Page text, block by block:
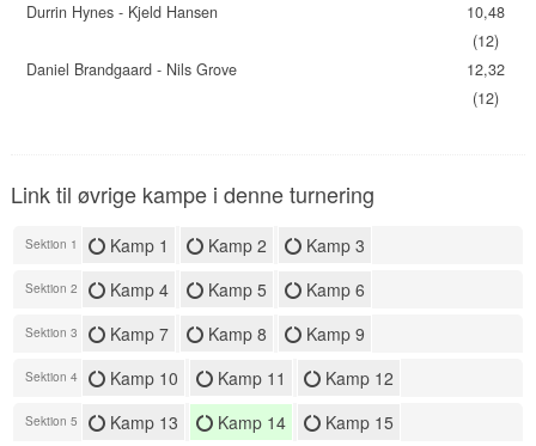
Durrin Hynes - Kjeld Hansen
10,48
(12)
Daniel Brandgaard - Nils Grove
12,32
(12)
Link til øvrige kampe i denne turnering
Sektion 1 Kamp 1 Kamp 2 Kamp 3
Sektion 2 Kamp 4 Kamp 5 Kamp 6
Sektion 3 Kamp 7 Kamp 8 Kamp 9
Sektion 4 Kamp 10 Kamp 11 Kamp 12
Sektion 5 Kamp 13 Kamp 14 Kamp 15